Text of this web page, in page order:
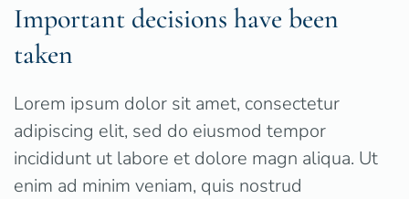
Important decisions have been
taken
Lorem ipsum dolor sit amet, consectetur
adipiscing elit, sed do eiusmod tempor
incididunt ut labore et dolore magn aliqua. Ut
enim ad minim veniam, quis nostrud